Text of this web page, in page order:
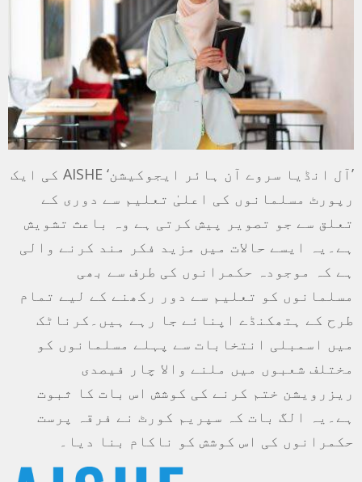
’آل انڈیا سروے آن ہائر ایجوکیشن‘ AISHE کی ایک
رپورٹ مسلمانوں کی اعلیٰ تعلیم سے دوری کے
تعلق سے جو تصویر پیش کرتی ہے وہ باعث تشویش
ہے۔یہ ایسے حالات میں مزید فکر مند کرنے والی
ہے کہ موجودہ حکمرانوں کی طرف سے بھی
مسلمانوں کو تعلیم سے دور رکھنے کے لیے تمام
طرح کے ہتھکنڈے اپنائے جا رہے ہیں۔کرناٹک
میں اسمبلی انتخابات سے پہلے مسلمانوں کو
مختلف شعبوں میں ملنے والا چار فیصدی
ریزرویشن ختم کرنے کی کوشش اس بات کا ثبوت
ہے۔یہ الگ بات کہ سپریم کورٹ نے فرقہ پرست
حکمرانوں کی اس کوشش کو ناکام بنا دیا۔